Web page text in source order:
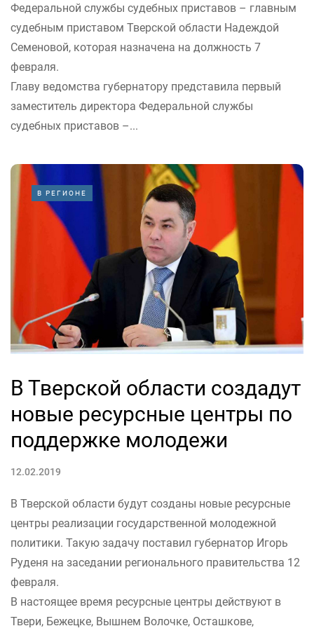
Федеральной службы судебных приставов – главным
судебным приставом Тверской области Надеждой
Семеновой, которая назначена на должность 7
февраля.
Главу ведомства губернатору представила первый
заместитель директора Федеральной службы
судебных приставов –...
В РЕГИОНЕ
В Тверской области создадут
новые ресурсные центры по
поддержке молодежи
12.02.2019
В Тверской области будут созданы новые ресурсные
центры реализации государственной молодежной
политики. Такую задачу поставил губернатор Игорь
Руденя на заседании регионального правительства 12
февраля.
В настоящее время ресурсные центры действуют в
Твери, Бежецке, Вышнем Волочке, Осташкове,